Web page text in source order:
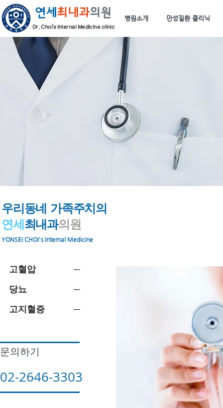
병원소개 만성질환 클리닉
연세 최내과의원
Dr. Choi's Internal Medicine clinic
우리동네 가족주치의
​연세 최내과의원
​YONSEI CHOI's Internal Medicine
고지혈증 ─
당뇨 ─
고혈압 ─
문의하기
02-2646-3303